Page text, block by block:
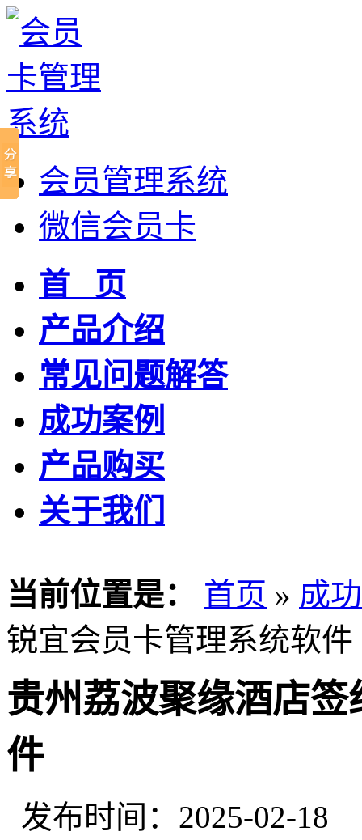
会员管理系统
微信会员卡
首 页
产品介绍
常见问题解答
成功案例
产品购买
关于我们
当前位置是： 首页 » 成
锐宜会员卡管理系统软件
贵州荔波聚缘酒店
件
发布时间：2025-02-